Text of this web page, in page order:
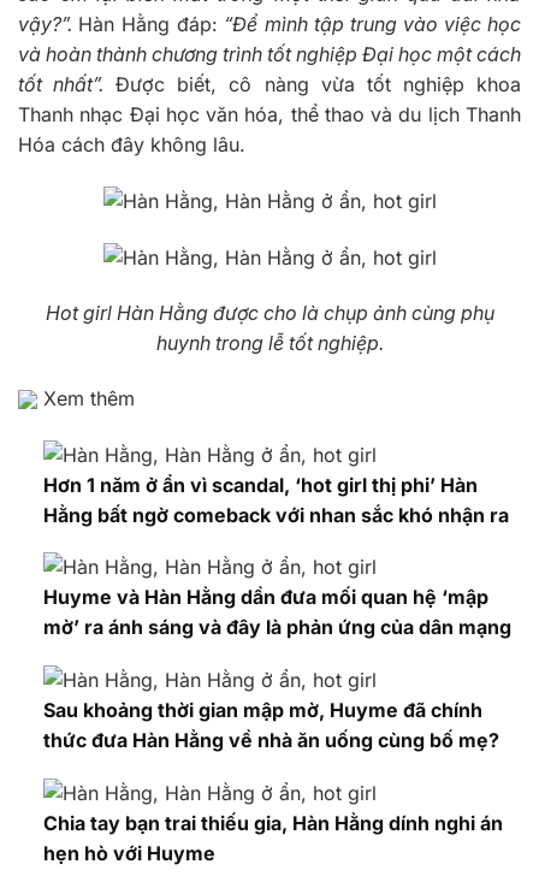
vậy?”. Hàn Hằng đáp: “Để mình tập trung vào việc học
và hoàn thành chương trình tốt nghiệp Đại học một cách
tốt nhất”. Được biết, cô nàng vừa tốt nghiệp khoa
Thanh nhạc Đại học văn hóa, thể thao và du lịch Thanh
Hóa cách đây không lâu.
Hot girl Hàn Hằng được cho là chụp ảnh cùng phụ
huynh trong lễ tốt nghiệp.
Xem thêm
Hơn 1 năm ở ẩn vì scandal, ‘hot girl thị phi’ Hàn
Hằng bất ngờ comeback với nhan sắc khó nhận ra
Huyme và Hàn Hằng dần đưa mối quan hệ ‘mập
mờ’ ra ánh sáng và đây là phản ứng của dân mạng
Sau khoảng thời gian mập mờ, Huyme đã chính
thức đưa Hàn Hằng về nhà ăn uống cùng bố mẹ?
Chia tay bạn trai thiếu gia, Hàn Hằng dính nghi án
hẹn hò với Huyme